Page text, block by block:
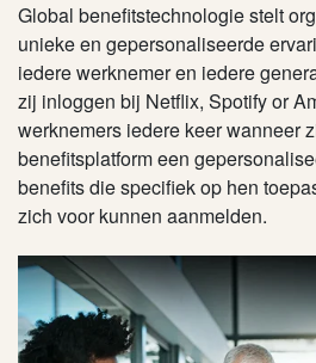
Global benefitstechnologie stelt
unieke en gepersonaliseerde
iedere werknemer en iedere
zij inloggen bij Netflix, Spotify or
werknemers iedere keer wanneer
benefitsplatform een
benefits die specifiek op hen
zich voor kunnen aanmelden.